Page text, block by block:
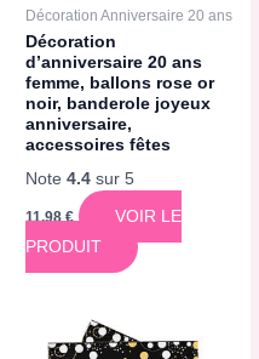
Décoration Anniversaire 20 ans
Décoration
d’anniversaire 20 ans
femme, ballons rose or
noir, banderole joyeux
anniversaire,
accessoires fêtes
Note 4.4sur 5
11,98€
VOIR LE
PRODUIT